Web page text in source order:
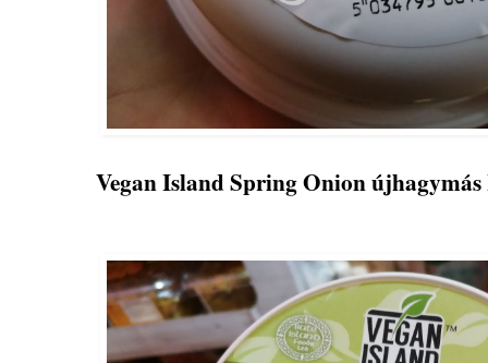
Vegan Island Spring Onion újhagymás